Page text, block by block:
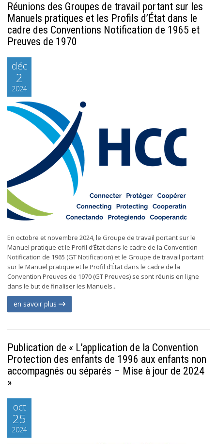
Réunions des Groupes de travail portant sur les
Manuels pratiques et les Profils d’État dans le
cadre des Conventions Notification de 1965 et
Preuves de 1970
déc
2
2024
En octobre et novembre 2024, le Groupe de travail portant sur le
Manuel pratique et le Profil d’État dans le cadre de la Convention
Notification de 1965 (GT Notification) et le Groupe de travail portant
sur le Manuel pratique et le Profil d’État dans le cadre de la
Convention Preuves de 1970 (GT Preuves) se sont réunis en ligne
dans le but de finaliser les Manuels...
en savoir plus
Publication de « L’application de la Convention
Protection des enfants de 1996 aux enfants non
accompagnés ou séparés – Mise à jour de 2024
»
oct
25
2024